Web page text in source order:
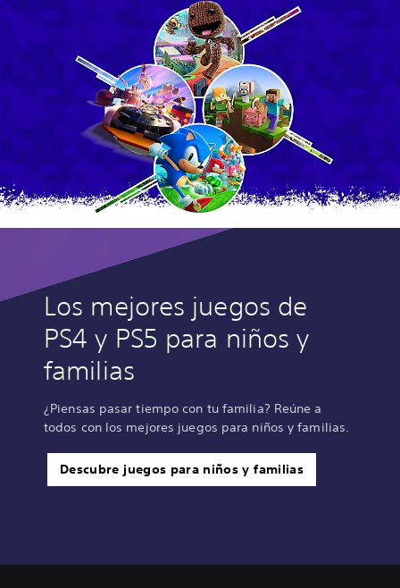
Los mejores juegos de
PS4 y PS5 para niños y
familias
¿Piensas pasar tiempo con tu familia? Reúne a
todos con los mejores juegos para niños y familias.
Descubre juegos para niños y familias